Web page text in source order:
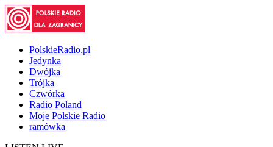
PolskieRadio.pl
Jedynka
Dwójka
Trójka
Czwórka
Radio Poland
Moje Polskie Radio
ramówka